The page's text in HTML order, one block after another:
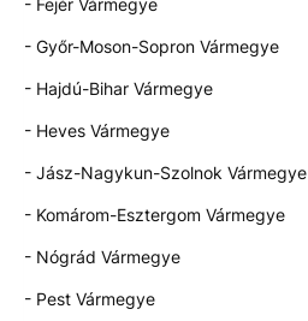
- Győr-Moson-Sopron Vármegye
- Hajdú-Bihar Vármegye
- Heves Vármegye
- Jász-Nagykun-Szolnok Vármegye
- Komárom-Esztergom Vármegye
- Nógrád Vármegye
- Pest Vármegye